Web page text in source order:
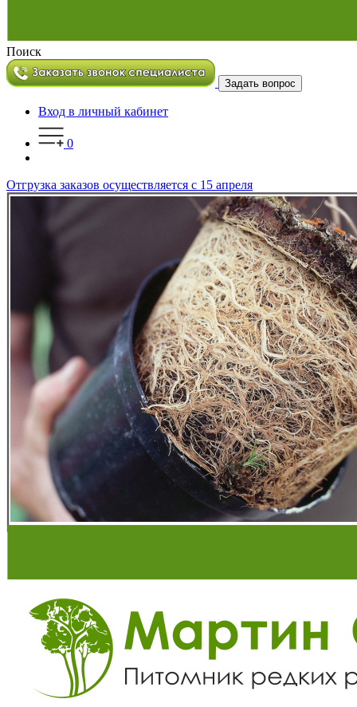
Поиск
Задать вопрос
Вход в личный кабинет
0
Отгрузка заказов осуществляется с 15 апреля